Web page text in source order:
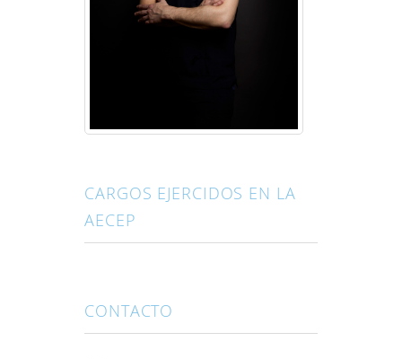
CARGOS EJERCIDOS EN LA
AECEP
CONTACTO